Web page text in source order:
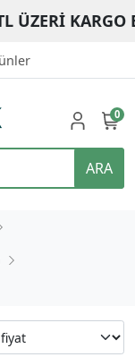
ÜZERİ KARGO
ARA
0